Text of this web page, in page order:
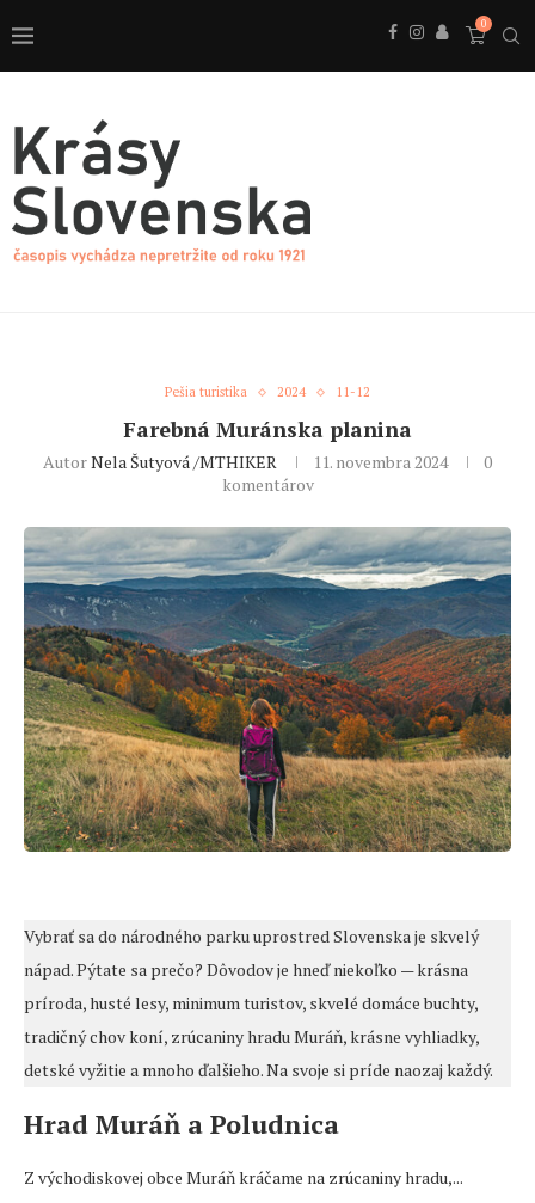
0
Pešia turistika 2024 11-12
Farebná Muránska planina
AutorNela Šutyová /MTHIKER 11. novembra 2024
0
komentárov
Vybrať sa do národného parku uprostred Slovenska je skvelý
nápad. Pýtate sa prečo? Dôvodov je hneď niekoľko — krásna
príroda, husté lesy, minimum turistov, skvelé domáce buchty,
tradičný chov koní, zrúcaniny hradu Muráň, krásne vyhliadky,
detské vyžitie a mnoho ďalšieho. Na svoje si príde naozaj každý.
Hrad Muráň a Poludnica
Z východiskovej obce Muráň kráčame na zrúcaniny hradu,...